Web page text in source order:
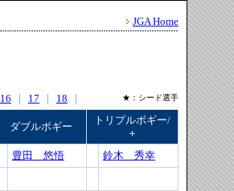
JGA Home
16 ｜ 17 ｜ 18 ｜ ★：シード選手
ダブルボギー
トリプルボギー/
＋
豊田 悠悟
鈴木 秀幸